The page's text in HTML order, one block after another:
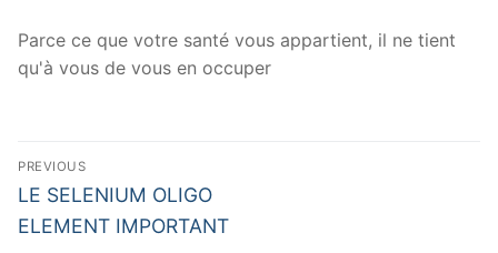
Parce ce que votre santé vous appartient, il ne tient
qu'à vous de vous en occuper
Navigation
de
l’article
PREVIOUS
Previous
post:
LE SELENIUM OLIGO
ELEMENT IMPORTANT